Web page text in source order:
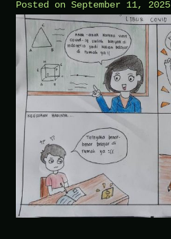
Posted on September 11, 2025